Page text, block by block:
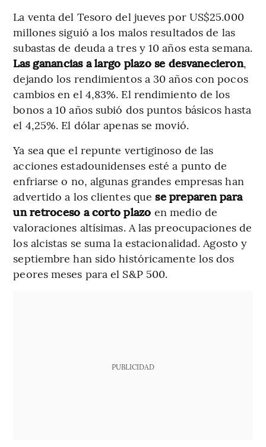
La venta del Tesoro del jueves por US$25.000
millones siguió a los malos resultados de las
subastas de deuda a tres y 10 años esta semana.
Las ganancias a largo plazo se desvanecieron,
dejando los rendimientos a 30 años con pocos
cambios en el 4,83%. El rendimiento de los
bonos a 10 años subió dos puntos básicos hasta
el 4,25%. El dólar apenas se movió.
Ya sea que el repunte vertiginoso de las
acciones estadounidenses esté a punto de
enfriarse o no, algunas grandes empresas han
advertido a los clientes quese preparen para
un retroceso a corto plazo en medio de
valoraciones altísimas. A las preocupaciones de
los alcistas se suma la estacionalidad. Agosto y
septiembre han sido históricamente los dos
peores meses para el S&P 500.
PUBLICIDAD